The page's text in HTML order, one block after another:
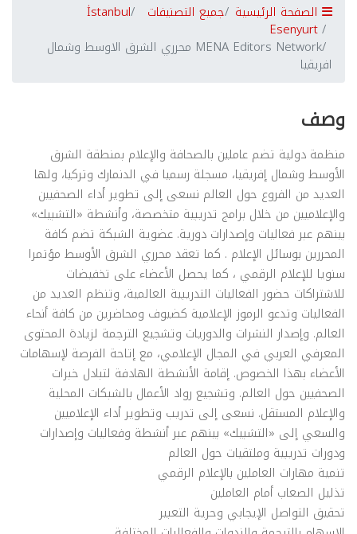
الصفحة الرئيسية جميع التصنيفات İstanbul
Esenyurt
MENA Editors Network محرري الشرق الاوسط وشمال
افريقيا
وصف
منظمة دولية تضم عاملين بالصحافة والإعلام بمنطقة الشرق
الأوسط وشمال إفريقيا، مسجلة رسميا في الدنمارك وتركيا، ولها
العديد من الفروع حول العالم نسعى إلى تطوير أداء الصحفيين
والإعلاميين من خلال برامج تدريبية متخصصة، وأنشطة «التشبيك»
بينهم عبر فعاليات وإصدارات دورية. عضوية الشبكة تضم كافة
المحررين بوسائل الإعلام . كما تعقد محرري الشرق الأوسط مؤتمرا
سنويا للإعلام الرقمي ، كما يحصل الأعضاء على تخفيضات
للاشتراكات حضور الفعاليات التدريبية العالمية، وتنظم العديد من
الفعاليات وتدعو الرموز الإعلامية كضيوف ومحاضرين من كافة أنحاء
العالم. وإصدار النشرات والدوريات وتشجيع الترجمة لزيادة المحتوى
المعرفي العربي في المجال الإعلامي، مع إتاحة الفرصة لإسهامات
الأعضاء بهذا الخصوص. إقامة الأنشطة الهادفة لتبادل خبرات
الصحفيين حول العالم. وتشجيع رواد الأعمال بالشبكات المحلية
والإعلام المستقل. نسعى إلى تدريب وتطوير أداء الإعلاميين
والسعي إلى «التشبيك» بينهم عبر أنشطة وفعاليات وإصدارات
ودورات تدريبية وملتقيات حول العالم
تنمية مهارات العاملين بالإعلام الرقمي
تذليل الصعاب أمام العاملين
تحقيق التواصل الإيجابي وحرية التعبير